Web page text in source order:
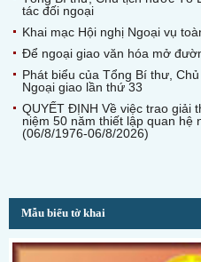
tác đối ngoại
Khai mạc Hội nghị Ngoại vụ
Để ngoại giao văn hóa mở
Phát biểu của Tổng Bí thư,
Ngoại giao lần thứ 33
QUYẾT ĐỊNH Về việc trao giải
niệm 50 năm thiết lập quan hệ
(06/8/1976-06/8/2026)
Mẫu biểu tờ khai